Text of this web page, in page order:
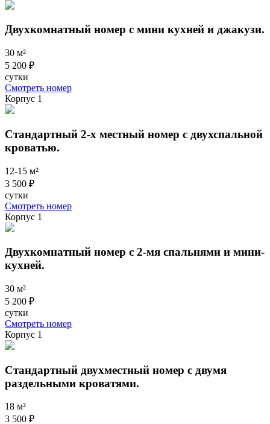
Двухкомнатный номер с мини кухней и джакузи.
30 м²
5 200 ₽
сутки
Смотреть номер
Корпус 1
Стандартный 2-х местный номер с двухспальной
кроватью.
12-15 м²
3 500 ₽
сутки
Смотреть номер
Корпус 1
Двухкомнатный номер с 2-мя спальнями и мини-
кухней.
30 м²
5 200 ₽
сутки
Смотреть номер
Корпус 1
Стандартный двухместный номер с двумя
раздельными кроватями.
18 м²
3 500 ₽